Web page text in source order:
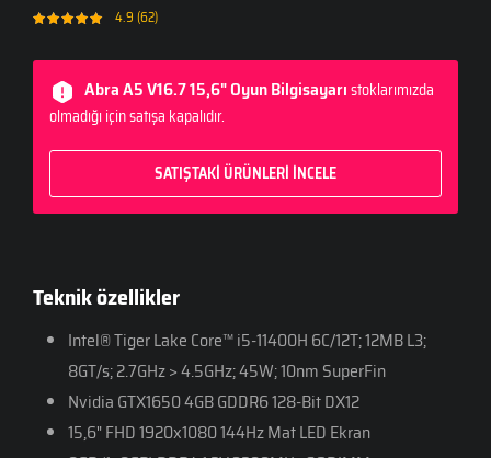
4.9 (62)
Abra A5 V16.7 15,6" Oyun Bilgisayarıstoklarımızda
olmadığı için satışa kapalıdır.
SATIŞTAKİ ÜRÜNLERİ İNCELE
Teknik özellikler
Intel® Tiger Lake Core™ i5-11400H 6C/12T; 12MB L3;
8GT/s; 2.7GHz > 4.5GHz; 45W; 10nm SuperFin
Nvidia GTX1650 4GB GDDR6 128-Bit DX12
15,6" FHD 1920x1080 144Hz Mat LED Ekran